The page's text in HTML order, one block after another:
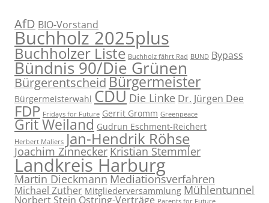
AfD BIO-Vorstand
Buchholz 2025plus
Buchholzer Liste Buchholz fährt Rad BUND Bypass
Bündnis 90/Die Grünen
BürgerentscheidBürgermeister
Bürgermeisterwahl CDU Die Linke Dr. Jürgen Dee
FDP Fridays for Future Gerrit Gromm Greenpeace
Grit Weiland Gudrun Eschment-Reichert
Herbert Maliers Jan-Hendrik Röhse
Joachim ZinneckerKristian Stemmler
Landkreis Harburg
Martin DieckmannMediationsverfahren
Michael Zuther Mitgliederversammlung Mühlentunnel
Norbert Stein Ostring-Verträge Parents for Future